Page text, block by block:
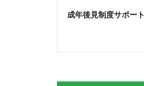
成年後見制度サポート